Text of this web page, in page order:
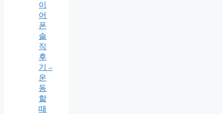
이
어
폰
솔
직
후
기 –
운
동
할
때